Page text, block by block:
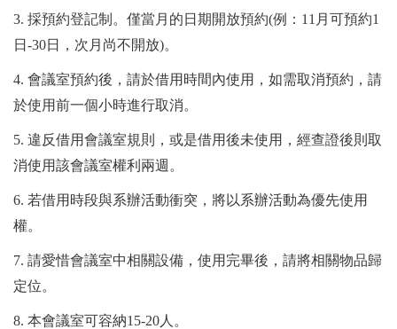
3. 採預約登記制。僅當月的日期開放預約(例：11月可預約1
日-30日，次月尚不開放)。
4. 會議室預約後，請於借用時間內使用，如需取消預約，請
於使用前一個小時進行取消。
5. 違反借用會議室規則，或是借用後未使用，經查證後則取
消使用該會議室權利兩週。
6. 若借用時段與系辦活動衝突，將以系辦活動為優先使用
權。
7. 請愛惜會議室中相關設備，使用完畢後，請將相關物品歸
定位。
8. 本會議室可容納15-20人。